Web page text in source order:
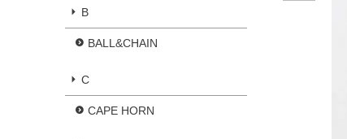
B
BALL&CHAIN
C
CAPE HORN